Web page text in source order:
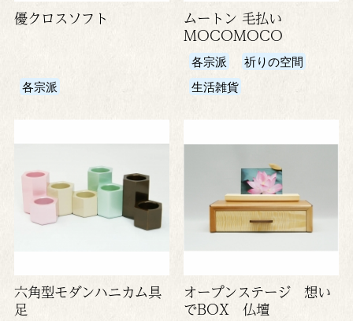
優クロスソフト
各宗派
ムートン 毛払い
MOCOMOCO
各宗派
祈りの空間
生活雑貨
六角型モダンハニカム具
足
オープンステージ 想い
でBOX 仏壇